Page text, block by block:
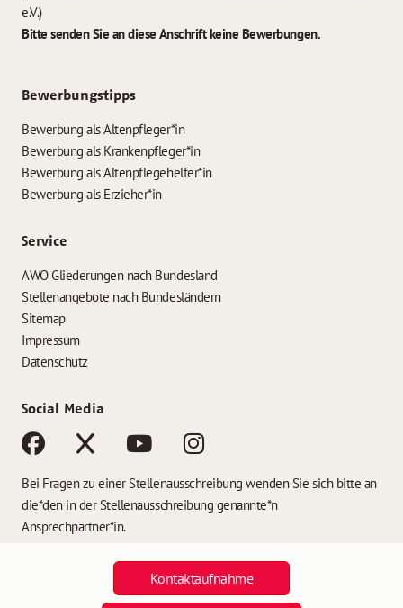
Kontaktaufnahme
e.V.)
Bitte senden Sie an diese Anschrift keine Bewerbungen.
Bewerbungstipps
Bewerbung als Altenpfleger*in
Bewerbung als Krankenpfleger*in
Bewerbung als Altenpflegehelfer*in
Bewerbung als Erzieher*in
Service
AWO Gliederungen nach Bundesland
Stellenangebote nach Bundesländern
Sitemap
Impressum
Datenschutz
Social Media
Bei Fragen zu einer Stellenausschreibung wenden Sie sich bitte an
die*den in der Stellenausschreibung genannte*n
Ansprechpartner*in.